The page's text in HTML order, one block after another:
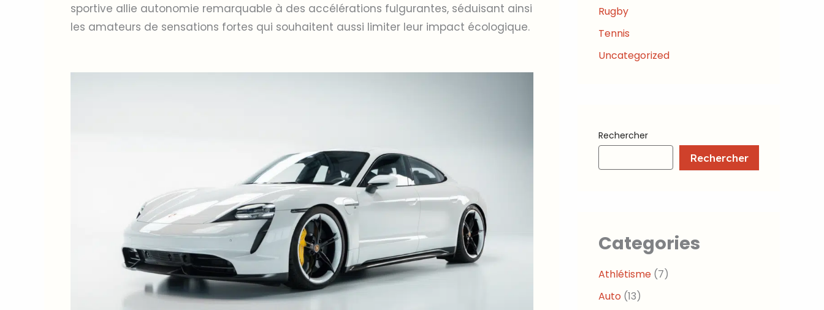
sportive allie autonomie remarquable à des accélérations fulgurantes, séduisant ainsi
les amateurs de sensations fortes qui souhaitent aussi limiter leur impact écologique.
Rugby
Tennis
Uncategorized
Rechercher
Rechercher
Categories
Athlétisme (7)
Auto (13)